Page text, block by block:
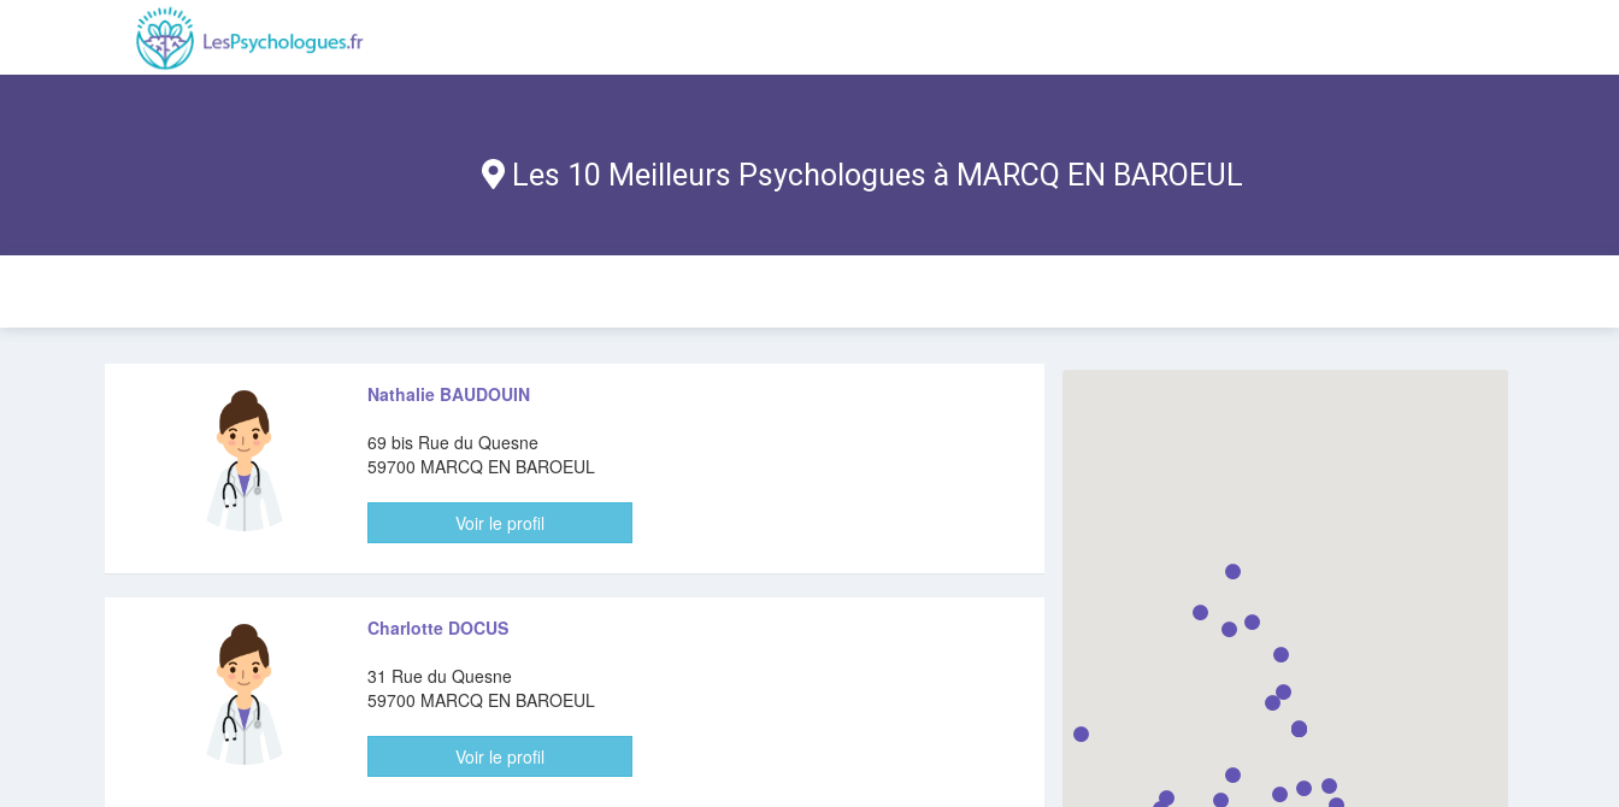
Les 10 Meilleurs Psychologues à MARCQ EN BAROEUL
Nathalie BAUDOUIN
69 bis Rue du Quesne
59700 MARCQ EN BAROEUL
Voir le profil
Charlotte DOCUS
31 Rue du Quesne
59700 MARCQ EN BAROEUL
Voir le profil